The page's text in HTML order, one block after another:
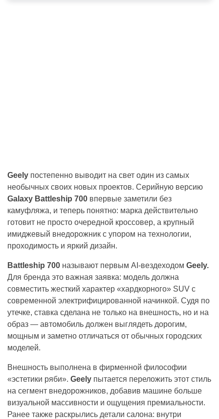
Geely постепенно выводит на свет один из самых
необычных своих новых проектов. Серийную версию
Galaxy Battleship 700 впервые заметили без
камуфляжа, и теперь понятно: марка действительно
готовит не просто очередной кроссовер, а крупный
имиджевый внедорожник с упором на технологии,
проходимость и яркий дизайн.
Battleship 700 называют первым AI-вездеходом Geely.
Для бренда это важная заявка: модель должна
совместить жесткий характер «хардкорного» SUV с
современной электрифицированной начинкой. Судя по
утечке, ставка сделана не только на внешность, но и на
образ — автомобиль должен выглядеть дорогим,
мощным и заметно отличаться от обычных городских
моделей.
Внешность выполнена в фирменной философии
«эстетики ряби». Geely пытается переложить этот стиль
на сегмент внедорожников, добавив машине больше
визуальной массивности и ощущения премиальности.
Ранее также раскрылись детали салона: внутри